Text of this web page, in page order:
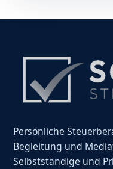
Persönliche
Begleitung und
Selbstständige und